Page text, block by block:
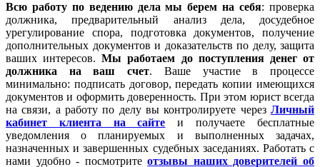
Всю работу по ведению дела мы берем на себя: проверка
должника, предварительный анализ дела, досудебное
урегулирование спора, подготовка документов, получение
дополнительных документов и доказательств по делу, защита
ваших интересов.Мы работаем до поступления денег от
должника на ваш счет. Ваше участие в процессе
минимально: подписать договор, передать копии имеющихся
документов и оформить доверенность. При этом юрист всегда
на связи, а работу по делу вы контролируете через Личный
кабинет клиента на сайте и получаете бесплатные
уведомления о планируемых и выполненных задачах,
назначенных и завершенных судебных заседаниях. Работать с
нами удобно - посмотритеотзывы наших доверителей об